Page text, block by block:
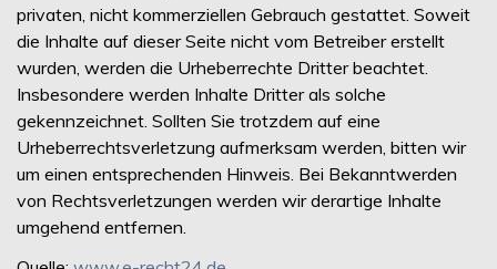
privaten, nicht kommerziellen Gebrauch gestattet. Soweit
die Inhalte auf dieser Seite nicht vom Betreiber erstellt
wurden, werden die Urheberrechte Dritter beachtet.
Insbesondere werden Inhalte Dritter als solche
gekennzeichnet. Sollten Sie trotzdem auf eine
Urheberrechtsverletzung aufmerksam werden, bitten wir
um einen entsprechenden Hinweis. Bei Bekanntwerden
von Rechtsverletzungen werden wir derartige Inhalte
umgehend entfernen.